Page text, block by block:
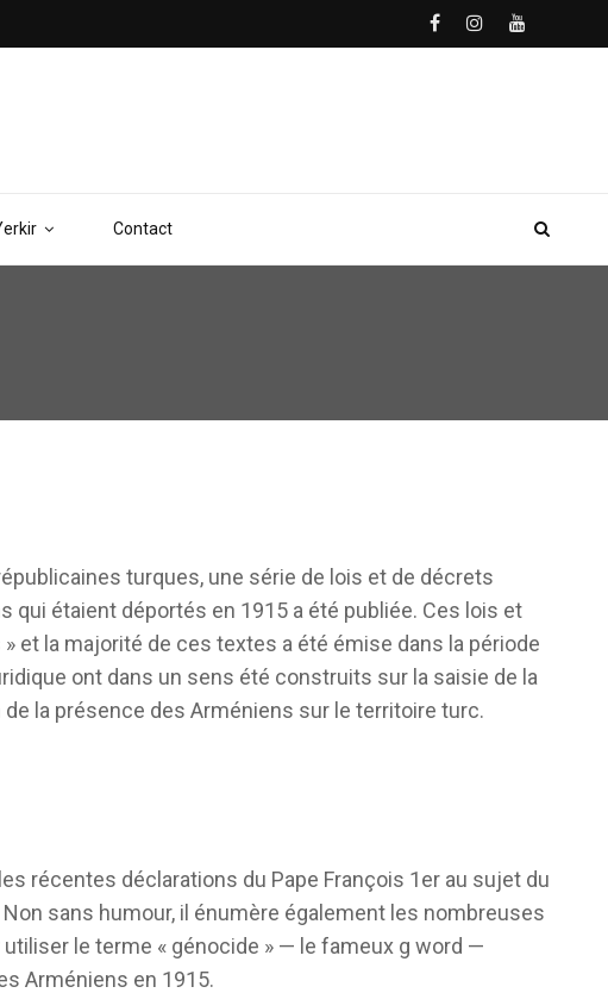
Contact
turques, une série de lois et de décrets
étaient déportés en 1915 a été publiée. Ces lois et
et la majorité de ces textes a été émise dans la période
ont dans un sens été construits sur la saisie de la
la présence des Arméniens sur le territoire turc.
récentes déclarations du Pape François 1er au sujet du
sans humour, il énumère également les nombreuses
le terme « génocide » — le fameux g word —
Arméniens en 1915.